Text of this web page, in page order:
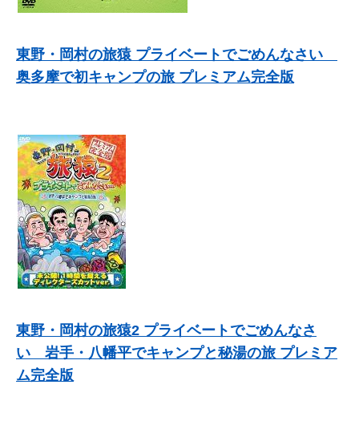
東野・岡村の旅猿 プライベートでごめんなさい
奥多摩で初キャンプの旅 プレミアム完全版
東野・岡村の旅猿2 プライベートでごめんなさ
い 岩手・八幡平でキャンプと秘湯の旅 プレミア
ム完全版